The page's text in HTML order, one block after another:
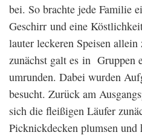
bei. So brachte jede Familie
Geschirr und eine
lauter leckeren Speisen
zunächst galt es in Gruppen
umrunden. Dabei wurden
besucht. Zurück am
sich die fleißigen Läufer
Picknickdecken plumsen